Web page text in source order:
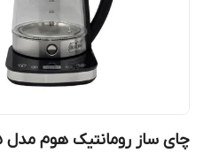
چای ساز رومانتیک هوم مدل KHD-425